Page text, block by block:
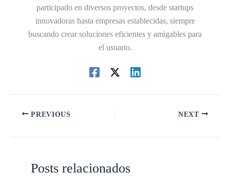
participado en diversos proyectos, desde startups
innovadoras hasta empresas establecidas, siempre
buscando crear soluciones eficientes y amigables para
el usuario.
PREVIOUS NEXT
Posts relacionados